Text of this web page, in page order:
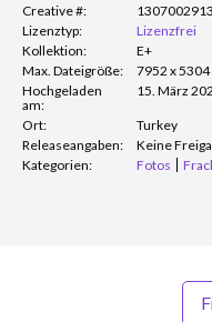
Creative #:
1307002913
Lizenztyp:
Lizenzfrei
Kollektion:
E+
Max. Dateigröße:
7952 x 5304
Hochgeladen
am:
15. März
Ort:
Turkey
Releaseangaben:
Keine
Kategorien:
Fotos